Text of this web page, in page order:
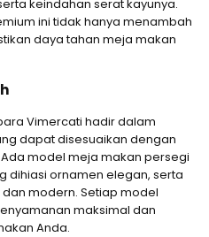
keindahan serat kayunya.
ini tidak hanya menambah
daya tahan meja makan
Vimercati hadir dalam
dapat disesuaikan dengan
model meja makan persegi
dihiasi ornamen elegan, serta
modern. Setiap model
maksimal dan
Anda.